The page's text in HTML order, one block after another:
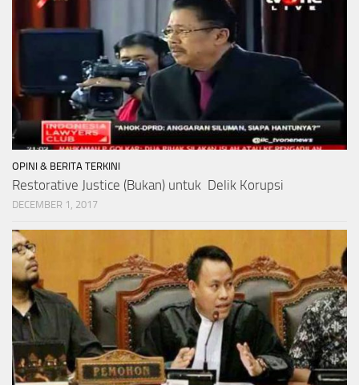
OPINI & BERITA TERKINI
Restorative Justice (Bukan) untuk Delik Korupsi
DECEMBER 1, 2017